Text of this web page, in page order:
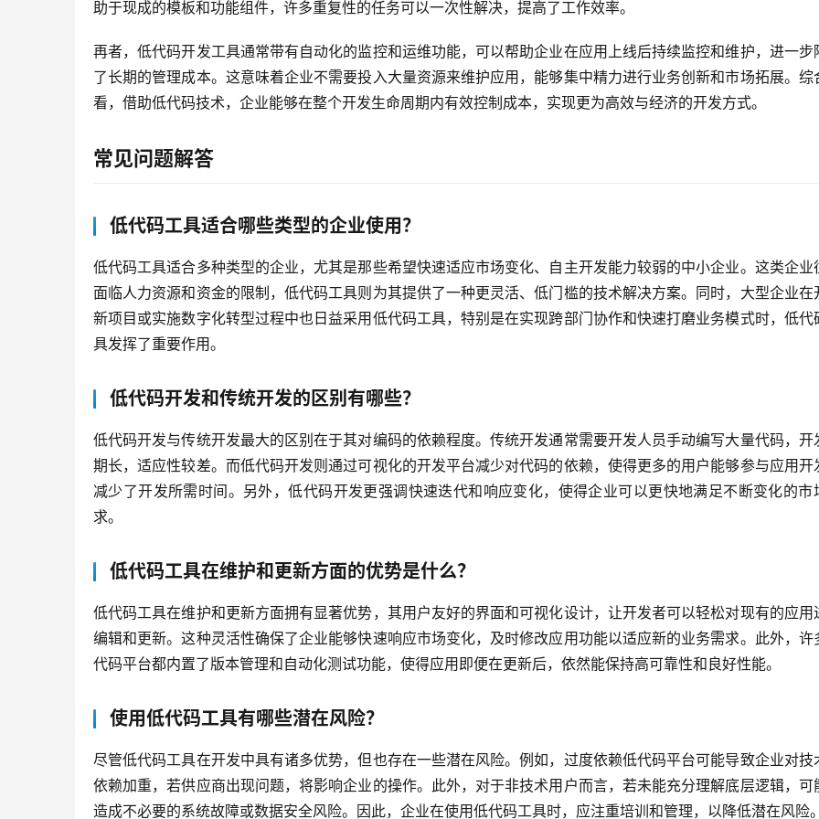
助于现成的模板和功能组件，许多重复性的任务可以一次性解决，提高了工作效率。
再者，低代码开发工具通常带有自动化的监控和运维功能，可以帮助企业在应用上线后持续监控和维护，进一步
了长期的管理成本。这意味着企业不需要投入大量资源来维护应用，能够集中精力进行业务创新和市场拓展。综
看，借助低代码技术，企业能够在整个开发生命周期内有效控制成本，实现更为高效与经济的开发方式。
常见问题解答
低代码工具适合哪些类型的企业使用？
低代码工具适合多种类型的企业，尤其是那些希望快速适应市场变化、自主开发能力较弱的中小企业。这类企业
面临人力资源和资金的限制，低代码工具则为其提供了一种更灵活、低门槛的技术解决方案。同时，大型企业在
新项目或实施数字化转型过程中也日益采用低代码工具，特别是在实现跨部门协作和快速打磨业务模式时，低代
具发挥了重要作用。
低代码开发和传统开发的区别有哪些？
低代码开发与传统开发最大的区别在于其对编码的依赖程度。传统开发通常需要开发人员手动编写大量代码，开
期长，适应性较差。而低代码开发则通过可视化的开发平台减少对代码的依赖，使得更多的用户能够参与应用开
减少了开发所需时间。另外，低代码开发更强调快速迭代和响应变化，使得企业可以更快地满足不断变化的市
求。
低代码工具在维护和更新方面的优势是什么？
低代码工具在维护和更新方面拥有显著优势，其用户友好的界面和可视化设计，让开发者可以轻松对现有的应用
编辑和更新。这种灵活性确保了企业能够快速响应市场变化，及时修改应用功能以适应新的业务需求。此外，许
代码平台都内置了版本管理和自动化测试功能，使得应用即便在更新后，依然能保持高可靠性和良好性能。
使用低代码工具有哪些潜在风险？
尽管低代码工具在开发中具有诸多优势，但也存在一些潜在风险。例如，过度依赖低代码平台可能导致企业对技
依赖加重，若供应商出现问题，将影响企业的操作。此外，对于非技术用户而言，若未能充分理解底层逻辑，可
造成不必要的系统故障或数据安全风险。因此，企业在使用低代码工具时，应注重培训和管理，以降低潜在风险。